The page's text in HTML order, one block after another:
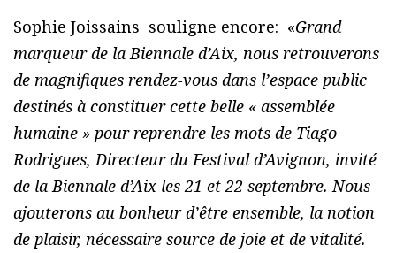
Sophie Joissains souligne encore: «Grand
marqueur de la Biennale d’Aix, nous retrouverons
de magnifiques rendez-vous dans l’espace public
destinés à constituer cette belle « assemblée
humaine » pour reprendre les mots de Tiago
Rodrigues, Directeur du Festival d’Avignon, invité
de la Biennale d’Aix les 21 et 22 septembre. Nous
ajouterons au bonheur d’être ensemble, la notion
de plaisir, nécessaire source de joie et de vitalité.